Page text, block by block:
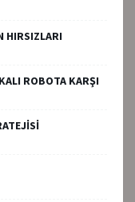
HIRSIZLARI
ROBOTA KARŞI